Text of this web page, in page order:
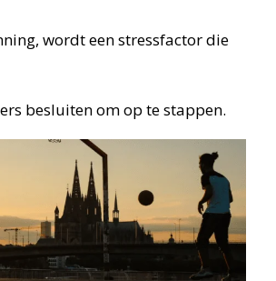
wordt een stressfactor die
besluiten om op te stappen.